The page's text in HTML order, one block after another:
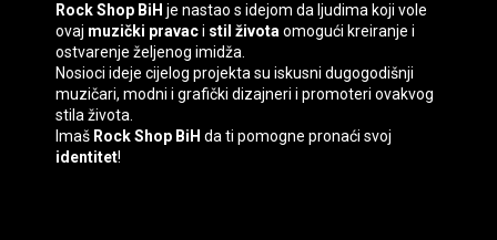
Rock Shop BiH je nastao s idejom da ljudima koji vole
ovaj muzički pravaci stil života omogući kreiranje i
ostvarenje željenog imidža.
Nosioci ideje cijelog projekta su iskusni dugogodišnji
muzičari, modni i grafički dizajneri i promoteri ovakvog
stila života.
Imaš Rock Shop BiH da ti pomogne pronaći svoj
identitet!